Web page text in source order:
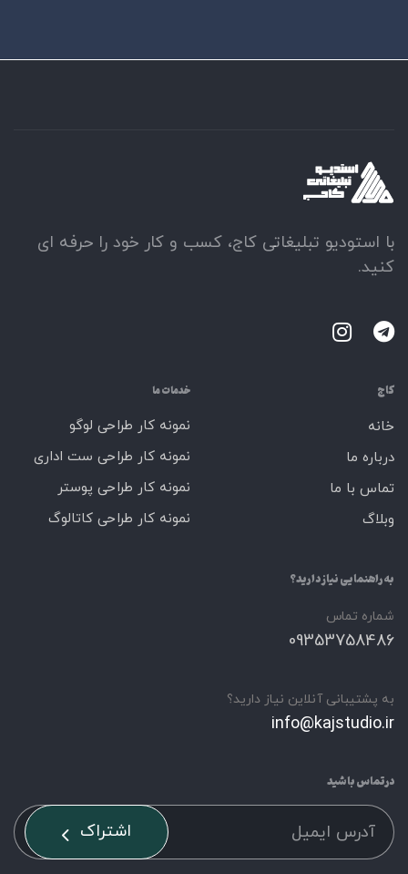
با استودیو تبلیغاتی کاج، کسب و کار خود را حرفه ای
کنید.
کاج
خانه
درباره ما
تماس با ما
وبلاگ
خدمات ما
نمونه کار طراحی لوگو
نمونه کار طراحی ست اداری
نمونه کار طراحی پوستر
نمونه کار طراحی کاتالوگ
به راهنمایی نیاز دارید؟
شماره تماس
09353758486
به پشتیبانی آنلاین نیاز دارید؟
info@kajstudio.ir
درتماس باشید
اشتراک